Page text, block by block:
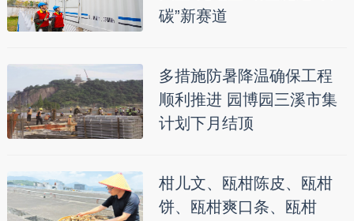
碳”新赛道
多措施防暑降温确保工程
顺利推进 园博园三溪市集
计划下月结顶
柑儿文、瓯柑陈皮、瓯柑
饼、瓯柑爽口条、瓯柑